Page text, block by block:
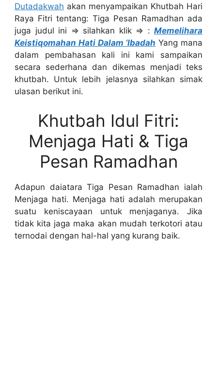
Dutadakwah akan menyampaikan Khutbah Hari
Raya Fitri tentang: Tiga Pesan Ramadhan ada
juga judul ini ⇒ silahkan klik ⇒ : Memelihara
Keistiqomahan Hati Dalam ‘Ibadah Yang mana
dalam pembahasan kali ini kami sampaikan
secara sederhana dan dikemas menjadi teks
khutbah. Untuk lebih jelasnya silahkan simak
ulasan berikut ini.
Khutbah Idul Fitri:
Menjaga Hati & Tiga
Pesan Ramadhan
Adapun daiatara Tiga Pesan Ramadhan ialah
Menjaga hati. Menjaga hati adalah merupakan
suatu keniscayaan untuk menjaganya. Jika
tidak kita jaga maka akan mudah terkotori atau
ternodai dengan hal-hal yang kurang baik.